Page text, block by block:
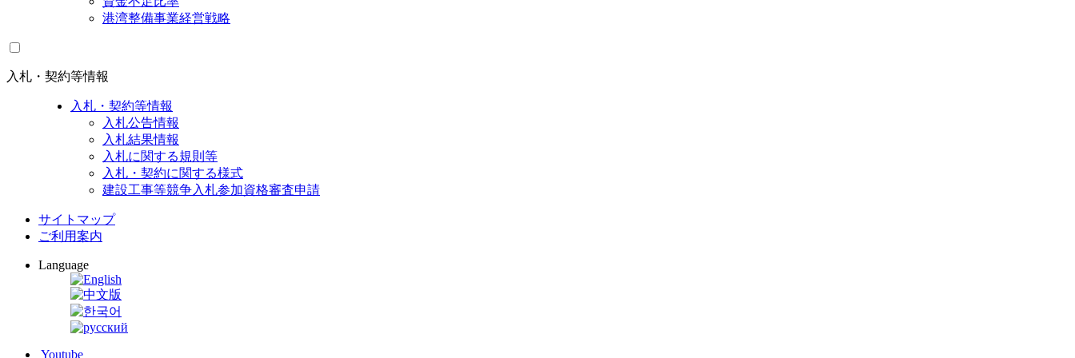
港湾整備事業経営戦略
入札・契約等情報
入札・契約等情報
入札公告情報
入札結果情報
入札に関する規則等
入札・契約に関する様式
建設工事等競争入札参加資格審査申請
サイトマップ
ご利用案内
Language
Youtube